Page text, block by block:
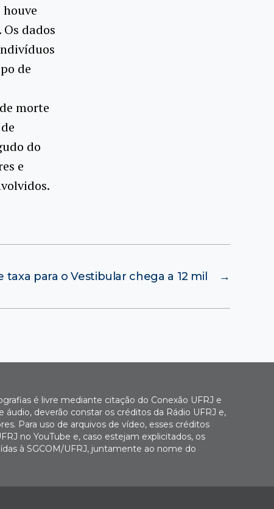
dados
de
morte
do
e
→
taxa para o Vestibular chega a 12 mil
é livre mediante citação do Conexão UFRJ e
áudio, deverão constar os créditos da Rádio UFRJ e,
Para uso de arquivos de vídeo, esses créditos
no YouTube e, caso estejam explicitados, os
à SGCOM/UFRJ, juntamente ao nome do